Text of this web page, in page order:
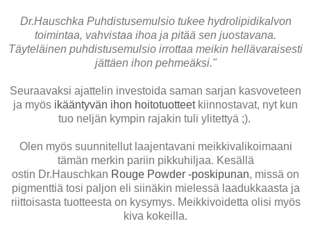
Dr.Hauschka Puhdistusemulsio tukee hydrolipidikalvon
toimintaa, vahvistaa ihoa ja pitää sen juostavana.
Täyteläinen puhdistusemulsio irrottaa meikin hellävaraisesti
jättäen ihon pehmeäksi."
Seuraavaksi ajattelin investoida saman sarjan kasvoveteen
ja myös ikääntyvän ihon hoitotuotteetkiinnostavat, nyt kun
tuo neljän kympin rajakin tuli ylitettyä ;).
Olen myös suunnitellut laajentavani meikkivalikoimaani
tämän merkin pariin pikkuhiljaa. Kesällä
ostin Dr.Hauschkan Rouge Powder -poskipunan, missä on
pigmenttiä tosi paljon eli siinäkin mielessä laadukkaasta ja
riittoisasta tuotteesta on kysymys. Meikkivoidetta olisi myös
kiva kokeilla.